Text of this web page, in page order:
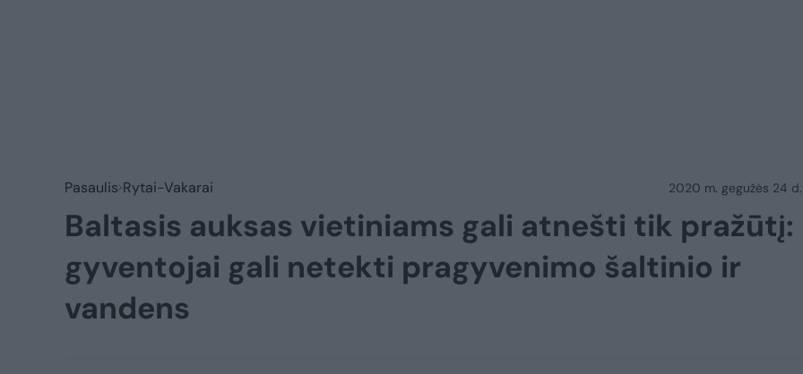
Pasaulis Rytai-Vakarai 2020 m. gegužės 24 d.
Baltasis auksas vietiniams gali atnešti tik pražūtį:
gyventojai gali netekti pragyvenimo šaltinio ir
vandens